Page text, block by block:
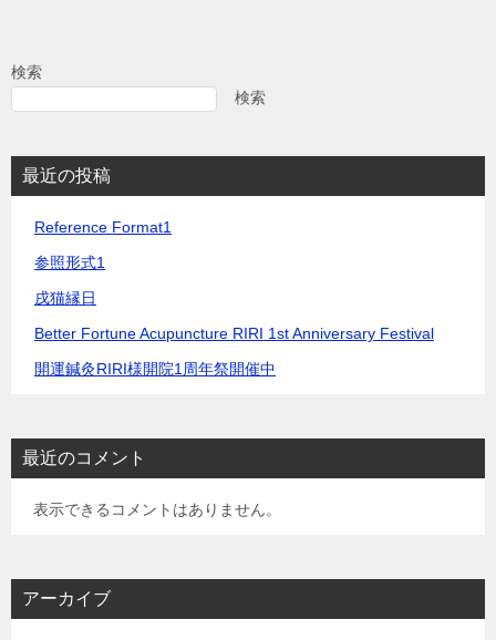
ビ
シ
ョ
検索
検索
最近の投稿
Reference Format1
参照形式1
戌猫縁日
Better Fortune Acupuncture RIRI 1st Anniversary Festival
開運鍼灸RIRI様開院1周年祭開催中
最近のコメント
表示できるコメントはありません。
アーカイブ